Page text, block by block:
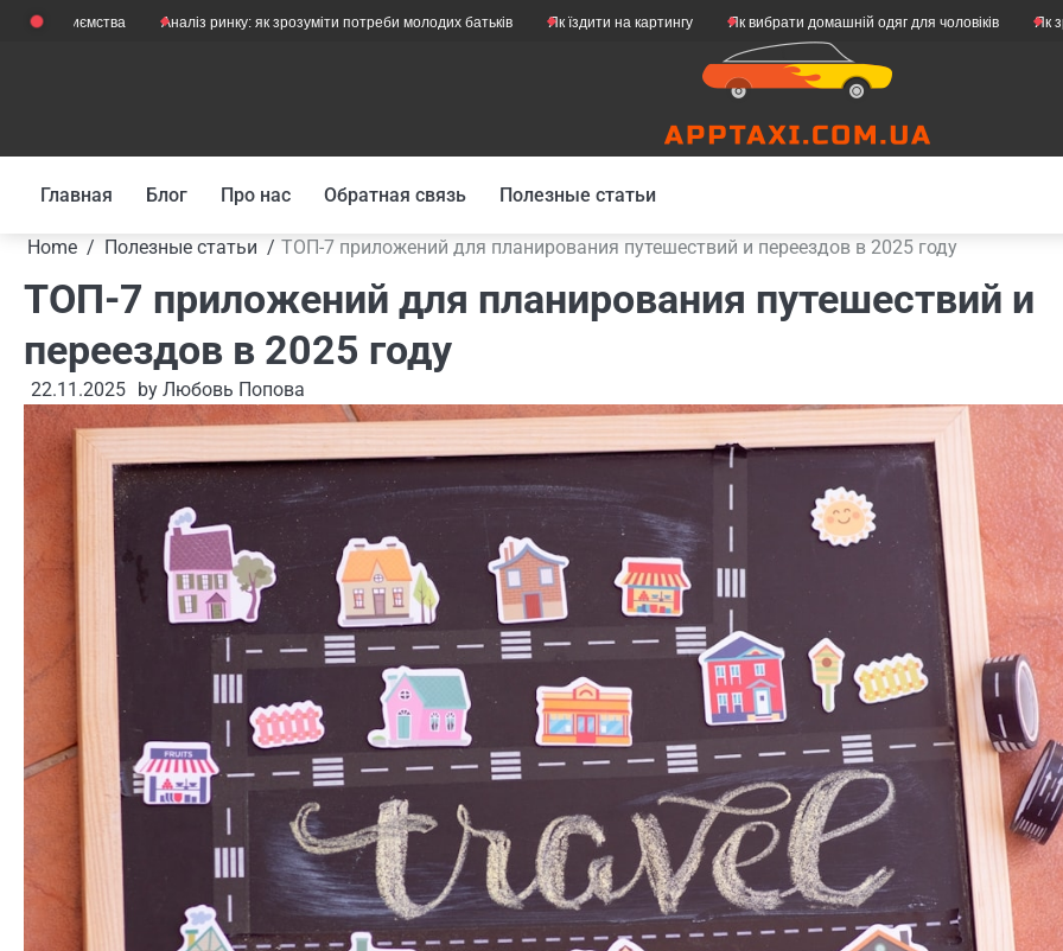
Skip
Аналіз ринку: як зрозуміти потреби молодих батьків Як їздити на картингу Як вибрати домашній одяг для чоловіків Як зробити свій
Главная Блог Про нас Обратная связь Полезные статьи
Home Полезные статьи ТОП-7 приложений для планирования путешествий и переездов в 2025 году
ТОП-7 приложений для планирования путешествий и
переездов в 2025 году
22.11.2025 by Любовь Попова